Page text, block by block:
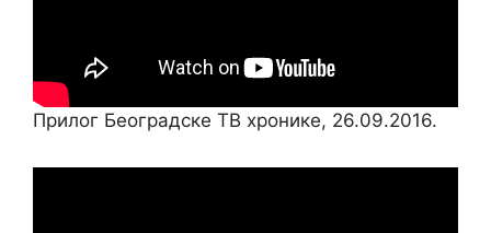
Прилог Београдске ТВ хронике, 26.09.2016.